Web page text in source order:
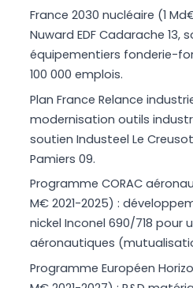
France 2030 nucléaire (1
Nuward EDF Cadarache 13,
équipementiers fonderie-
100 000 emplois.
Plan France Relance
modernisation outils
soutien Industeel Le
Pamiers 09.
Programme CORAC
M€ 2021-2025) :
nickel Inconel 690/718 pour
aéronautiques
Programme Européen